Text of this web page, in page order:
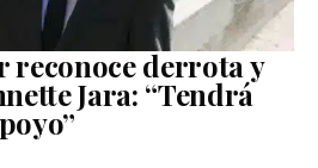
reconoce derrota y
Jara: “Tendrá